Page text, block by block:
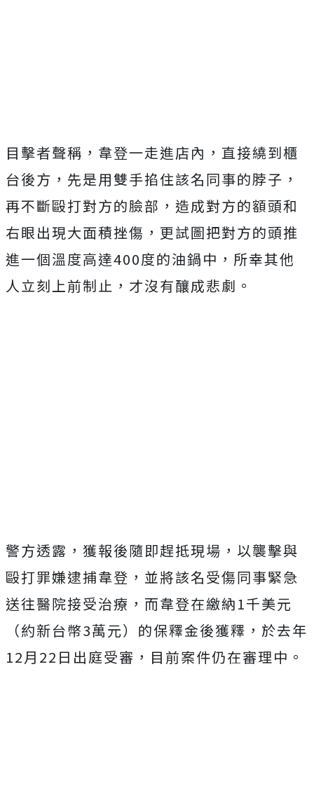
目擊者聲稱，韋登一走進店內，直接繞到櫃
台後方，先是用雙手掐住該名同事的脖子，
再不斷毆打對方的臉部，造成對方的額頭和
右眼出現大面積挫傷，更試圖把對方的頭推
進一個溫度高達400度的油鍋中，所幸其他
人立刻上前制止，才沒有釀成悲劇。
警方透露，獲報後隨即趕抵現場，以襲擊與
毆打罪嫌逮捕韋登，並將該名受傷同事緊急
送往醫院接受治療，而韋登在繳納1千美元
（約新台幣3萬元）的保釋金後獲釋，於去年
12月22日出庭受審，目前案件仍在審理中。